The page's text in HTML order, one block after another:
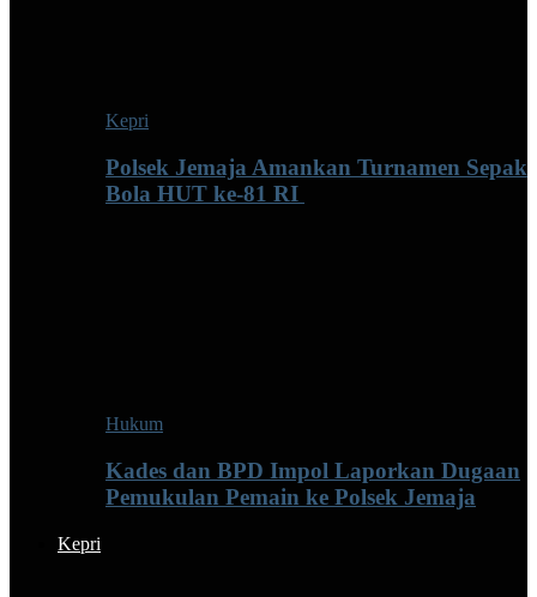
Kepri
Polsek Jemaja Amankan Turnamen Sepak
Bola HUT ke-81 RI ‎
Hukum
Kades dan BPD Impol Laporkan Dugaan
Pemukulan Pemain ke Polsek Jemaja
Kepri